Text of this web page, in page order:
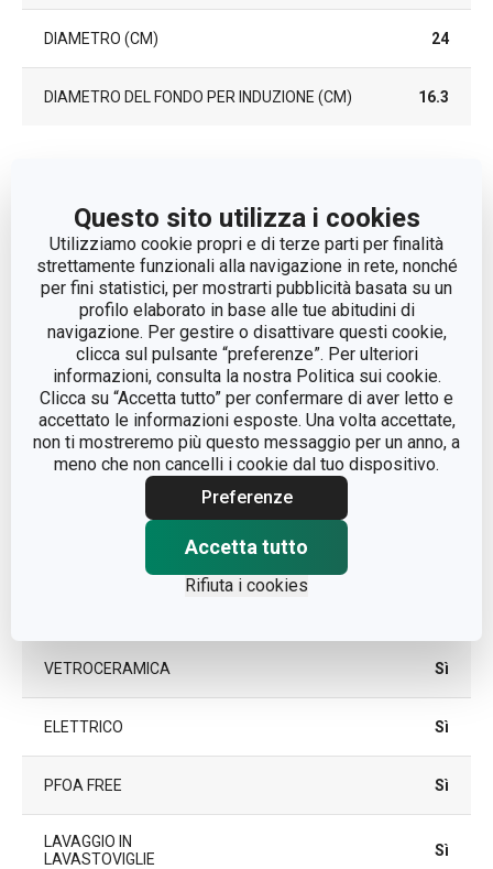
Questo sito utilizza i cookies
Utilizziamo cookie propri e di terze parti per finalità
strettamente funzionali alla navigazione in rete, nonché
per fini statistici, per mostrarti pubblicità basata su un
profilo elaborato in base alle tue abitudini di
navigazione. Per gestire o disattivare questi cookie,
clicca sul pulsante “preferenze”. Per ulteriori
informazioni, consulta la nostra Politica sui cookie.
Clicca su “Accetta tutto” per confermare di aver letto e
accettato le informazioni esposte. Una volta accettate,
non ti mostreremo più questo messaggio per un anno, a
meno che non cancelli i cookie dal tuo dispositivo.
Preferenze
Accetta tutto
Rifiuta i cookies
DIAMETRO (CM) 24
DIAMETRO DEL FONDO PER INDUZIONE (CM) 16.3
ADATTO AL FORNO No
CATEGORIA padelle
LINEA DI PRODOTTO BRAVA
MATERIALE
metallo, rivestimento
antiaderente, plastica
VETROCERAMICA Sì
ELETTRICO Sì
PFOA FREE Sì
LAVAGGIO IN
LAVASTOVIGLIE
Sì